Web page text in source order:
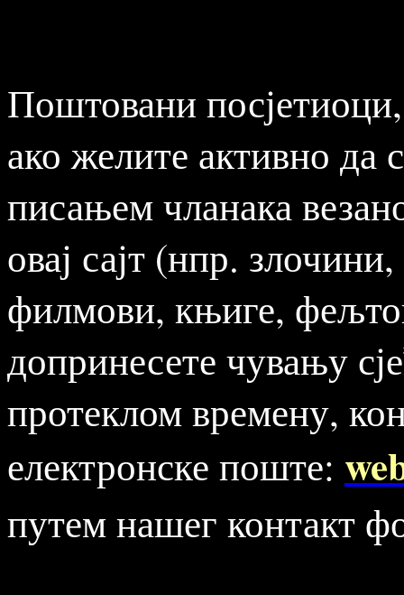
Поштовани посјетиоци,
ако желите активно да
писањем чланака
овај сајт (нпр.
филмови, књиге,
допринесете чувању
протеклом времену,
електронске поште:
путем нашег контакт